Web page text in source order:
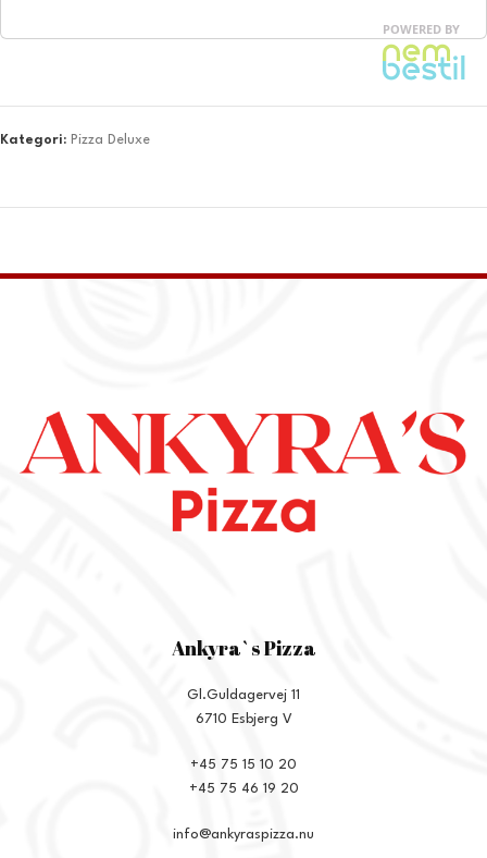
Kategori: Pizza Deluxe
Ankyra`s Pizza
Gl.Guldagervej 11
6710 Esbjerg V
+45 75 15 10 20
+45 75 46 19 20
info@ankyraspizza.nu